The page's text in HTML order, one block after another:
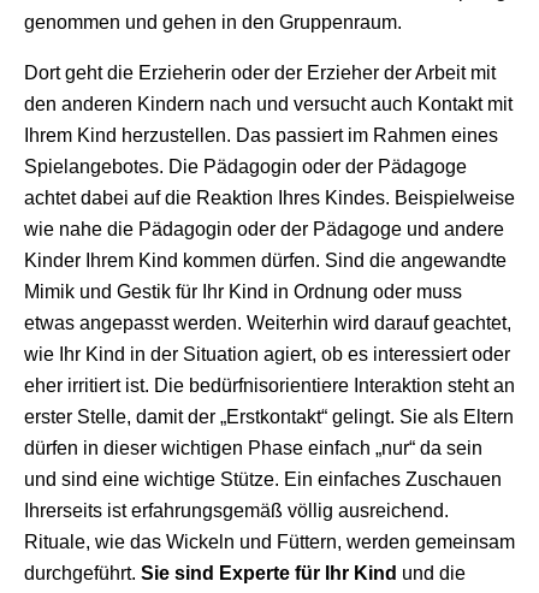
genommen und gehen in den Gruppenraum.
Dort geht die Erzieherin oder der Erzieher der Arbeit mit
den anderen Kindern nach und versucht auch Kontakt mit
Ihrem Kind herzustellen. Das passiert im Rahmen eines
Spielangebotes. Die Pädagogin oder der Pädagoge
achtet dabei auf die Reaktion Ihres Kindes. Beispielweise
wie nahe die Pädagogin oder der Pädagoge und andere
Kinder Ihrem Kind kommen dürfen. Sind die angewandte
Mimik und Gestik für Ihr Kind in Ordnung oder muss
etwas angepasst werden. Weiterhin wird darauf geachtet,
wie Ihr Kind in der Situation agiert, ob es interessiert oder
eher irritiert ist. Die bedürfnisorientiere Interaktion steht an
erster Stelle, damit der „Erstkontakt“ gelingt. Sie als Eltern
dürfen in dieser wichtigen Phase einfach „nur“ da sein
und sind eine wichtige Stütze. Ein einfaches Zuschauen
Ihrerseits ist erfahrungsgemäß völlig ausreichend.
Rituale, wie das Wickeln und Füttern, werden gemeinsam
durchgeführt. Sie sind Experte für Ihr Kind und die